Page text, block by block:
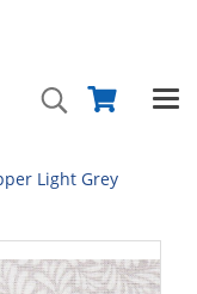
Light Grey